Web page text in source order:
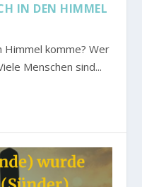
IN DEN HIMMEL
Himmel komme? Wer
Menschen sind...